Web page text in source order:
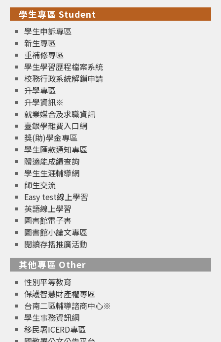
學生專區 Student
學生申訴專區
新生專區
重補修專區
學生學習歷程檔案系統
校務行政系統解鎖申請
升學專區
升學資訊※
就業媒合及求職資訊
臺銀學雜費入口網
獎(助)學金專區
學生匯款通知專區
體適能成績查詢
學生生涯輔導網
師生交流
Easy test線上學習
英語線上學習
圖書館電子書
圖書館小論文專區
閱讀存摺推廣活動
其他專區 Other
性別平等教育
保護智慧財產權專區
台南二區輔導諮商中心※
學生事務資訊網
移民署ICERD專區